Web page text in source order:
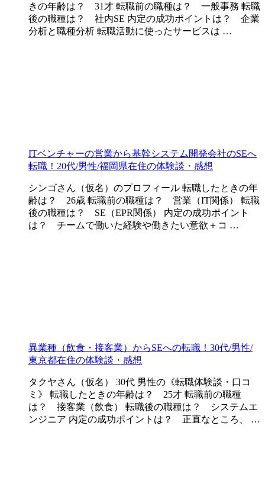
きの年齢は？ 31才 転職前の職種は？ 一般事務 転職
後の職種は？ 社内SE 内定の成功ポイントは？ 企業
分析と職種分析 転職活動に使ったサービスは …
ITベンチャーの営業から基幹システム開発会社のSEへ
転職！20代/男性/福岡県在住の体験談・感想
シンゴさん（仮名）のプロフィール 転職したときの年
齢は？ 26歳 転職前の職種は？ 営業（IT関係） 転職
後の職種は？ SE（EPR関係） 内定の成功ポイント
は？ チームで働いた経験や働きたい意欲＋コ …
異業種（飲食・接客業）からSEへの転職！30代/男性/
東京都在住の体験談・感想
タクヤさん（仮名） 30代 男性の《転職体験談・口コ
ミ》 転職したときの年齢は？ 25才 転職前の職種
は？ 接客業（飲食） 転職後の職種は？ システムエ
ンジニア 内定の成功ポイントは？ 正直なところ、 …